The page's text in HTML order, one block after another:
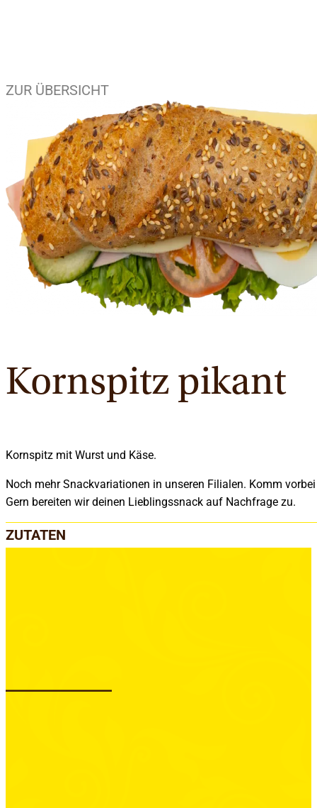
ZUR ÜBERSICHT
Kornspitz pikant
Kornspitz mit Wurst und Käse.
Noch mehr Snackvariationen in unseren Filialen. Komm
Gern bereiten wir deinen Lieblingssnack auf Nachfrage zu.
ZUTATEN